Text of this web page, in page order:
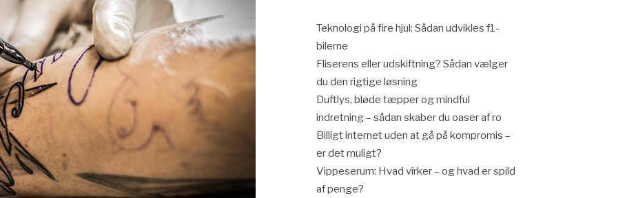
Teknologi på fire hjul: Sådan udvikles f1-
bilerne
Fliserens eller udskiftning? Sådan vælger
du den rigtige løsning
Duftlys, bløde tæpper og mindful
indretning – sådan skaber du oaser af ro
Billigt internet uden at gå på kompromis –
er det muligt?
Vippeserum: Hvad virker – og hvad er spild
af penge?